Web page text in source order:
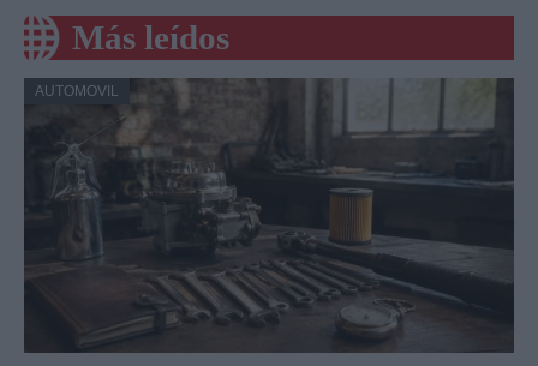
Más leídos
AUTOMOVIL